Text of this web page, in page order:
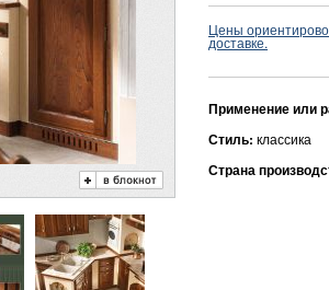
Цены
доставке.
Применение или
Стиль: классика
Страна